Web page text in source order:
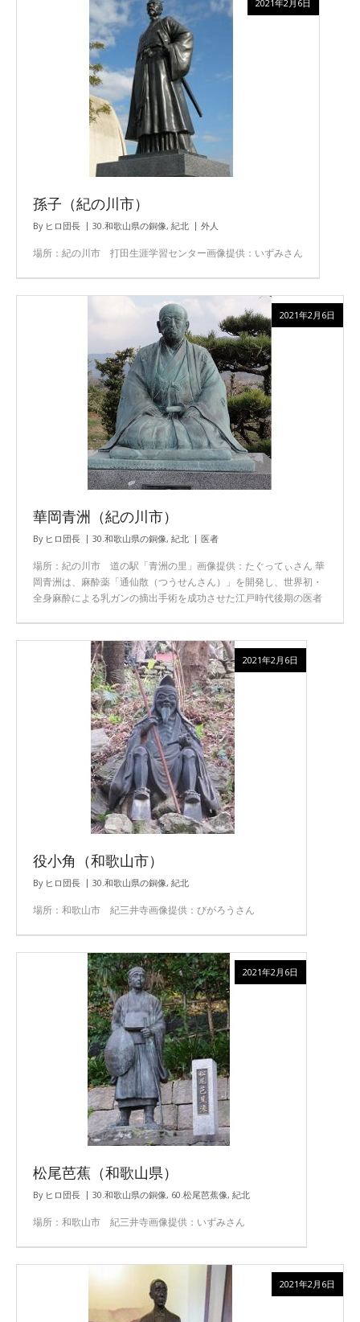
孫子（紀の川市）
By ヒロ団長 30.和歌山県の銅像, 紀北 外人
場所：紀の川市 打田生涯学習センター画像提供：いずみさん
2021年2月6日
華岡青洲（紀の川市）
By ヒロ団長 30.和歌山県の銅像, 紀北 医者
場所：紀の川市 道の駅「青洲の里」画像提供：たぐってぃさん 華
岡青洲は、麻酔薬「通仙散（つうせんさん）」を開発し、世界初・
全身麻酔による乳ガンの摘出手術を成功させた江戸時代後期の医者
2021年2月6日
役小角（和歌山市）
By ヒロ団長 30.和歌山県の銅像, 紀北
場所：和歌山市 紀三井寺画像提供：びがろうさん
2021年2月6日
松尾芭蕉（和歌山県）
By ヒロ団長 30.和歌山県の銅像, 60.松尾芭蕉像, 紀北
場所：和歌山市 紀三井寺画像提供：いずみさん
2021年2月6日
2021年2月6日